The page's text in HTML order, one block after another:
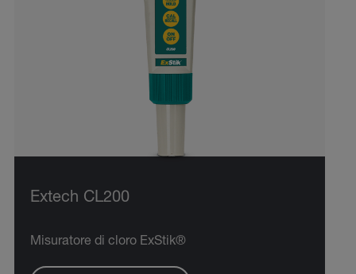
Extech CL200
Misuratore di cloro ExStik®